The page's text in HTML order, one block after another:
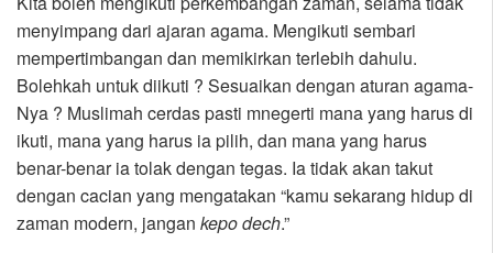
menyimpang dari ajaran agama. Mengikuti sembari
mempertimbangan dan memikirkan terlebih dahulu.
Bolehkah untuk diikuti ? Sesuaikan dengan aturan agama-
Nya ? Muslimah cerdas pasti mnegerti mana yang harus di
ikuti, mana yang harus ia pilih, dan mana yang harus
benar-benar ia tolak dengan tegas. Ia tidak akan takut
dengan cacian yang mengatakan “kamu sekarang hidup di
zaman modern, jangan kepo dech.”